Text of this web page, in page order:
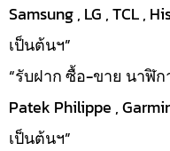
Samsung , LG , TCL ,
เป็นต้นฯ”
“รับฝาก ซื้อ-ขาย นาฬิ
Patek Philippe ,
เป็นต้นฯ”